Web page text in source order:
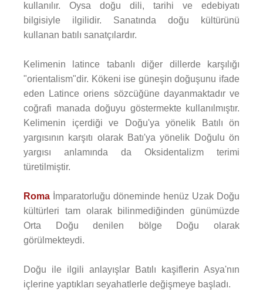
kullanılır. Oysa doğu dili, tarihi ve edebiyatı
bilgisiyle ilgilidir. Sanatında doğu kültürünü
kullanan batılı sanatçılardır.
Kelimenin latince tabanlı diğer dillerde karşılığı
"orientalism"dir. Kökeni ise güneşin doğuşunu ifade
eden Latince oriens sözcüğüne dayanmaktadır ve
coğrafi manada doğuyu göstermekte kullanılmıştır.
Kelimenin içerdiği ve Doğu'ya yönelik Batılı ön
yargısının karşıtı olarak Batı'ya yönelik Doğulu ön
yargısı anlamında da Oksidentalizm terimi
türetilmiştir.
Roma İmparatorluğu döneminde henüz Uzak Doğu
kültürleri tam olarak bilinmediğinden günümüzde
Orta Doğu denilen bölge Doğu olarak
görülmekteydi.
Doğu ile ilgili anlayışlar Batılı kaşiflerin Asya'nın
içlerine yaptıkları seyahatlerle değişmeye başladı.